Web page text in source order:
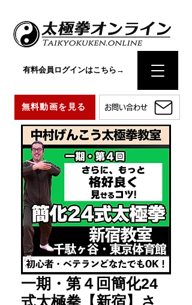
お問い合わせ
無料動画を見る
有料会員ログインはこちら→
一期・第４回簡化24
式太極拳【新宿】さ